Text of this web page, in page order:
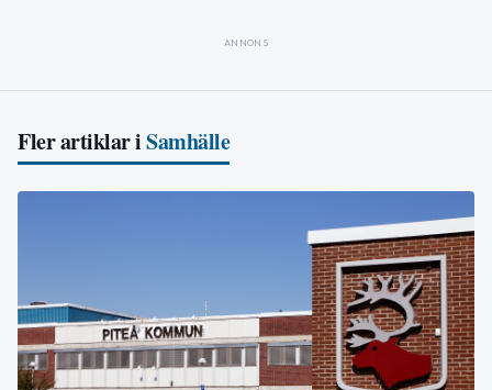
ANNONS
Fler artiklar iSamhälle